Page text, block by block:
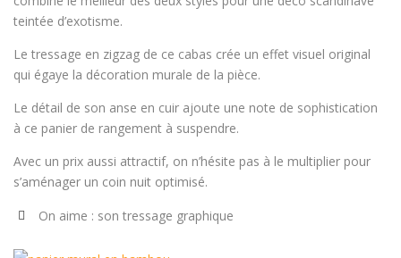
teintée d’exotisme.
Le tressage en zigzag de ce cabas crée un effet visuel original
qui égaye la décoration murale de la pièce.
Le détail de son anse en cuir ajoute une note de sophistication
à ce panier de rangement à suspendre.
Avec un prix aussi attractif, on n’hésite pas à le multiplier pour
s’aménager un coin nuit optimisé.
On aime : son tressage graphique